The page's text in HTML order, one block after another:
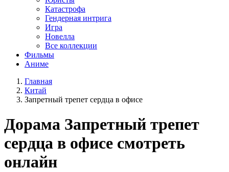
Катастрофа
Гендерная интрига
Игра
Новелла
Все коллекции
Фильмы
Аниме
Главная
Китай
Запретный трепет сердца в офисе
Дорама Запретный трепет
сердца в офисе смотреть
онлайн